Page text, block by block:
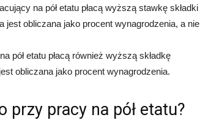
na pół etatu płacą wyższą stawkę składki
jest obliczana jako procent wynagrodzenia, a nie
pół etatu płacą również wyższą składkę
obliczana jako procent wynagrodzenia.
przy pracy na pół etatu?